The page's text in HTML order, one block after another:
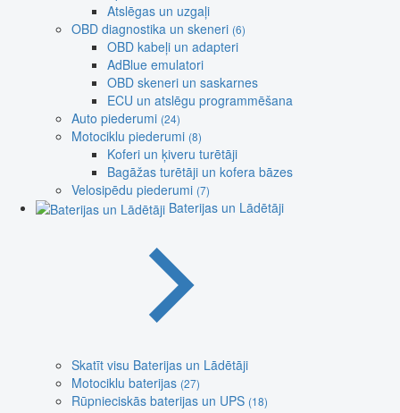
Atslēgas un uzgaļi
OBD diagnostika un skeneri (6)
OBD kabeļi un adapteri
AdBlue emulatori
OBD skeneri un saskarnes
ECU un atslēgu programmēšana
Auto piederumi (24)
Motociklu piederumi (8)
Koferi un ķiveru turētāji
Bagāžas turētāji un kofera bāzes
Velosipēdu piederumi (7)
Baterijas un Lādētāji
Skatīt visu Baterijas un Lādētāji
Motociklu baterijas (27)
Rūpnieciskās baterijas un UPS (18)